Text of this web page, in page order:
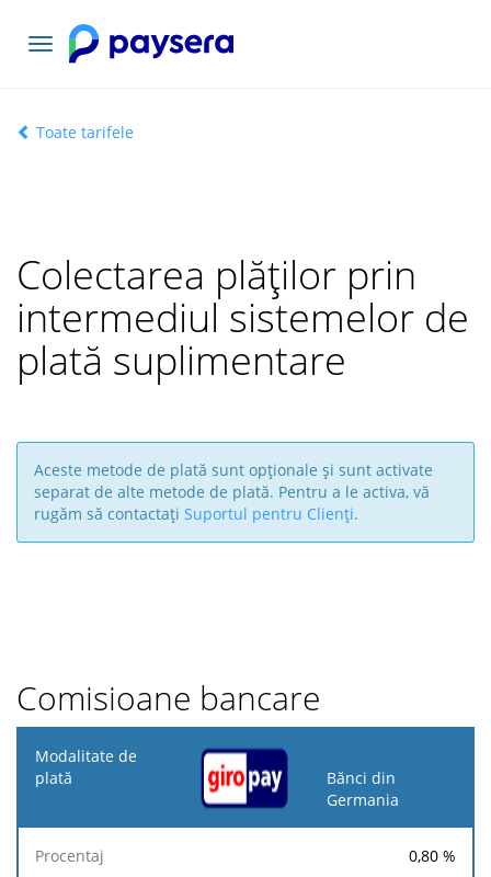
Comutați
navigarea
Toate tarifele
Colectarea plăților prin
intermediul sistemelor de
plată suplimentare
Aceste metode de plată sunt opționale și sunt activate
separat de alte metode de plată. Pentru a le activa, vă
rugăm să contactați Suportul pentru Clienți.
Comisioane bancare
Modalitate
de plată
Taxa
Bănci din
Germania
0,80 %